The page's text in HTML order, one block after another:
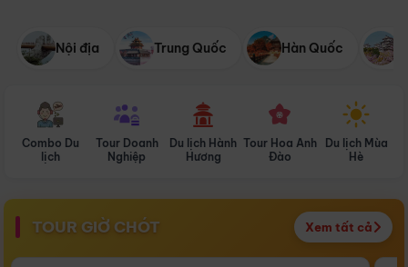
Nội địa Trung Quốc Hàn Quốc
Combo Du
lịch
Tour Doanh
Nghiệp
Du lịch Hành
Hương
Tour Hoa Anh
Đào
Du lịch Mùa
Hè
TOUR GIỜ CHÓT Xem tất cả
Điểm nổi bật